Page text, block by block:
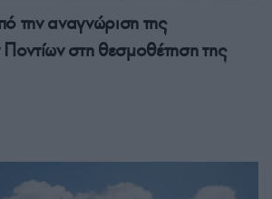
την αναγνώριση της
Ποντίων στη θεσμοθέτηση της